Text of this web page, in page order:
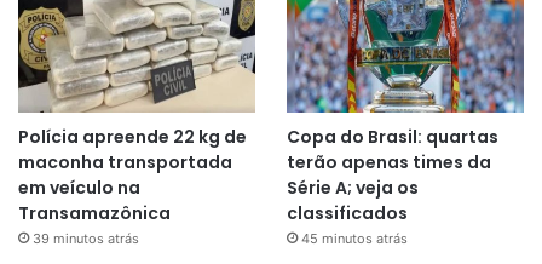
Polícia apreende 22 kg de
maconha transportada
em veículo na
Transamazônica
39 minutos atrás
Copa do Brasil: quartas
terão apenas times da
Série A; veja os
classificados
45 minutos atrás